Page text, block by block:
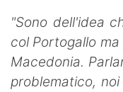
"Sono dell'idea
col Portogallo
Macedonia.
problematico,